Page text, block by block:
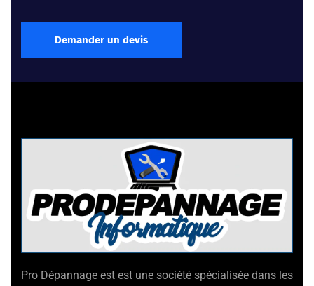
Demander un devis
Pro Dépannage est est une société spécialisée dans les